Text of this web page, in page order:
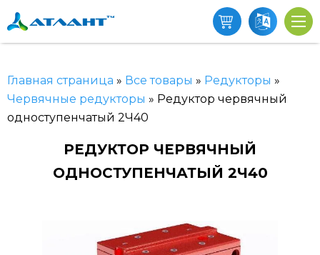
Главная страница » Все товары » Редукторы »
Червячные редукторы » Редуктор червячный
одноступенчатый 2Ч40
РЕДУКТОР ЧЕРВЯЧНЫЙ
ОДНОСТУПЕНЧАТЫЙ 2Ч40